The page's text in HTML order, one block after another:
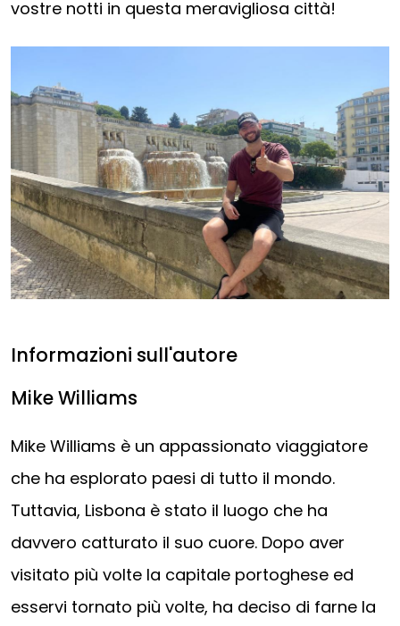
vostre notti in questa meravigliosa città!
Informazioni sull'autore
Mike Williams
Mike Williams è un appassionato viaggiatore
che ha esplorato paesi di tutto il mondo.
Tuttavia, Lisbona è stato il luogo che ha
davvero catturato il suo cuore. Dopo aver
visitato più volte la capitale portoghese ed
esservi tornato più volte, ha deciso di farne la